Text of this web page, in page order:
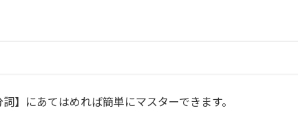
】にあてはめれば簡単にマスターできます。